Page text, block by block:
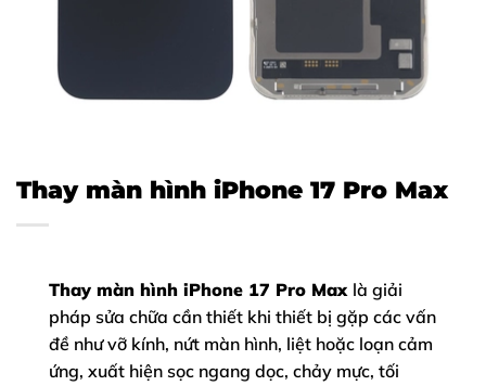
Thay màn hình iPhone 17 Pro Max
Thay màn hình iPhone 17 Pro Max là giải
pháp sửa chữa cần thiết khi thiết bị gặp các vấn
đề như vỡ kính, nứt màn hình, liệt hoặc loạn cảm
ứng, xuất hiện sọc ngang dọc, chảy mực, tối